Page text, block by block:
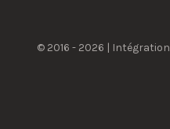
© 2016 - 2026 | Intégration